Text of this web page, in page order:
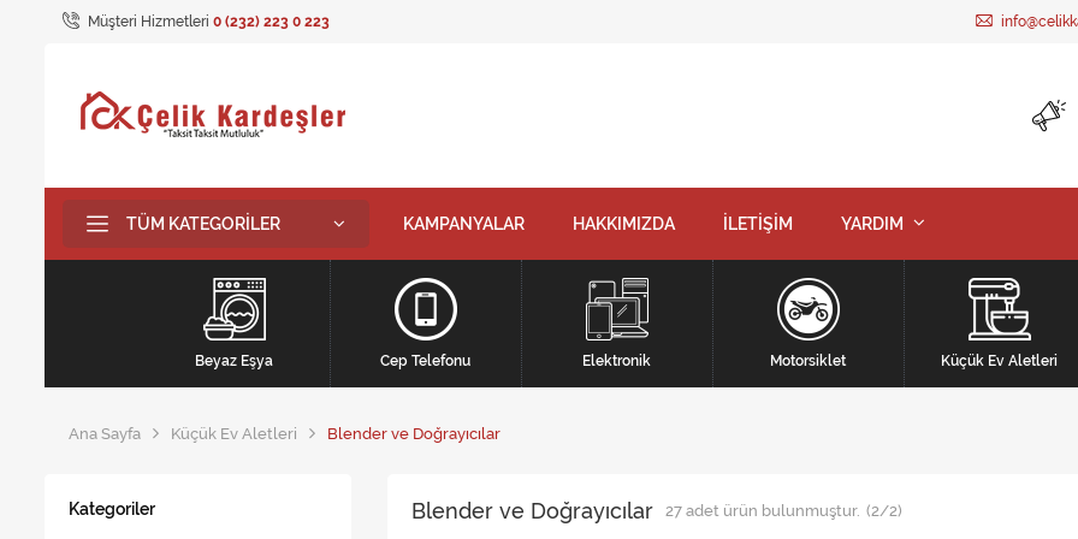
Müşteri Hizmetleri 0 (232) 223 0 223
TÜM KATEGORILER KAMPANYALAR HAKKIMIZDA İLETİŞİM YARDIM
Beyaz Eşya Cep Telefonu Elektronik Motorsiklet Küçük Ev Aletleri
Ana Sayfa Küçük Ev Aletleri Blender ve Doğrayıcılar
Blender ve Doğrayıcılar 27 adet ürün bulunmuştur. (2/2)
Kategoriler